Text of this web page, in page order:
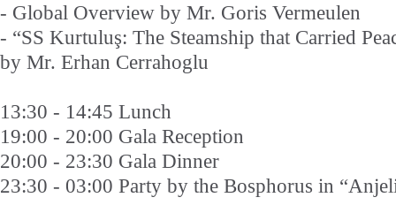
- Global Overview by Mr. Goris Vermeulen
- “SS Kurtuluş: The Steamship that Carried
by Mr. Erhan Cerrahoglu
13:30 - 14:45 Lunch
19:00 - 20:00 Gala Reception
20:00 - 23:30 Gala Dinner
23:30 - 03:00 Party by the Bosphorus in